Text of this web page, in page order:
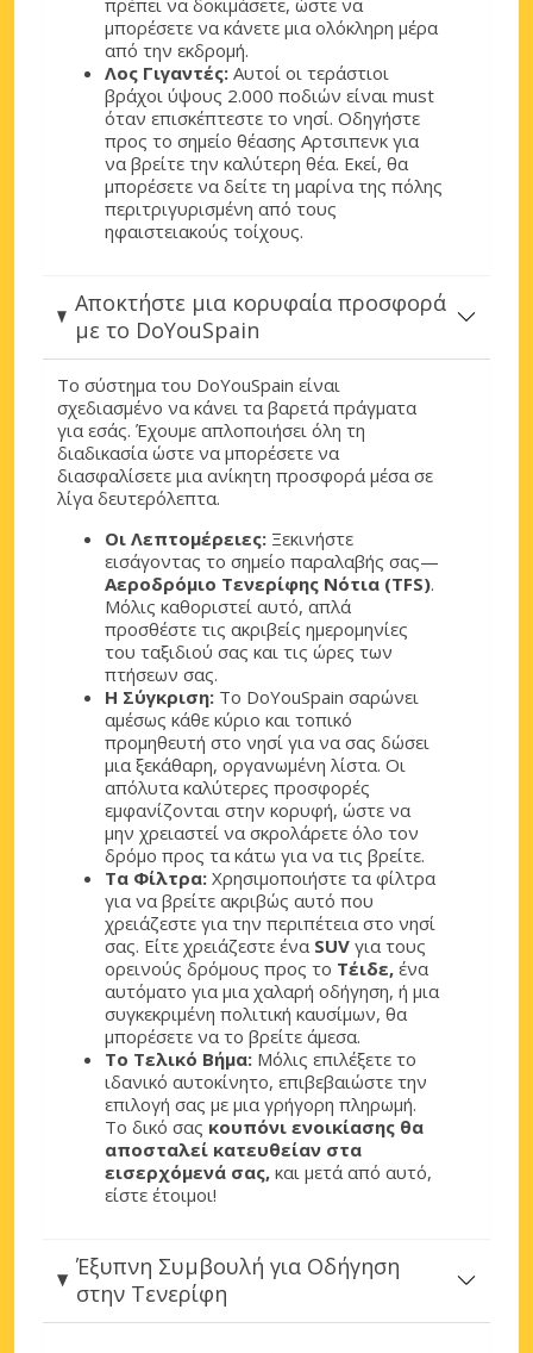
πρέπει να δοκιμάσετε, ώστε να
μπορέσετε να κάνετε μια ολόκληρη μέρα
από την εκδρομή.
Λος Γιγαντές: Αυτοί οι τεράστιοι
βράχοι ύψους 2.000 ποδιών είναι must
όταν επισκέπτεστε το νησί. Οδηγήστε
προς το σημείο θέασης Αρτσιπενκ για
να βρείτε την καλύτερη θέα. Εκεί, θα
μπορέσετε να δείτε τη μαρίνα της πόλης
περιτριγυρισμένη από τους
ηφαιστειακούς τοίχους.
Αποκτήστε μια κορυφαία προσφορά
με το DoYouSpain
Το σύστημα του DoYouSpain είναι
σχεδιασμένο να κάνει τα βαρετά πράγματα
για εσάς. Έχουμε απλοποιήσει όλη τη
διαδικασία ώστε να μπορέσετε να
διασφαλίσετε μια ανίκητη προσφορά μέσα σε
λίγα δευτερόλεπτα.
Οι Λεπτομέρειες: Ξεκινήστε
εισάγοντας το σημείο παραλαβής σας—
Αεροδρόμιο Τενερίφης Νότια (TFS).
Μόλις καθοριστεί αυτό, απλά
προσθέστε τις ακριβείς ημερομηνίες
του ταξιδιού σας και τις ώρες των
πτήσεων σας.
Η Σύγκριση: Το DoYouSpain σαρώνει
αμέσως κάθε κύριο και τοπικό
προμηθευτή στο νησί για να σας δώσει
μια ξεκάθαρη, οργανωμένη λίστα. Οι
απόλυτα καλύτερες προσφορές
εμφανίζονται στην κορυφή, ώστε να
μην χρειαστεί να σκρολάρετε όλο τον
δρόμο προς τα κάτω για να τις βρείτε.
Τα Φίλτρα: Χρησιμοποιήστε τα φίλτρα
για να βρείτε ακριβώς αυτό που
χρειάζεστε για την περιπέτεια στο νησί
σας. Είτε χρειάζεστε ένα SUV για τους
ορεινούς δρόμους προς το Τέιδε, ένα
αυτόματο για μια χαλαρή οδήγηση, ή μια
συγκεκριμένη πολιτική καυσίμων, θα
μπορέσετε να το βρείτε άμεσα.
Το Τελικό Βήμα: Μόλις επιλέξετε το
ιδανικό αυτοκίνητο, επιβεβαιώστε την
επιλογή σας με μια γρήγορη πληρωμή.
Το δικό σας κουπόνι ενοικίασης θα
αποσταλεί κατευθείαν στα
εισερχόμενά σας, και μετά από αυτό,
είστε έτοιμοι!
Έξυπνη Συμβουλή για Οδήγηση
στην Τενερίφη